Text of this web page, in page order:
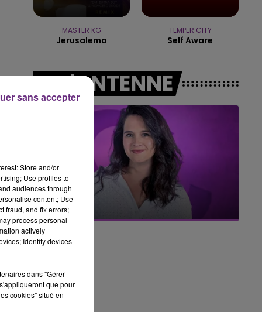
16h00 - 20h00
LE WEEK-END CHAMPAGNE FM
MASTER KG
Jerusalema
TEMPER CITY
Self Aware
A L'ANTENNE
7h00 - 11h00
BEST OF
Store and/or
Use profiles to
audiences through
content; Use
fraud, and fix errors;
process personal
actively
Identify devices
dans "Gérer
que pour
cookies" situé en
sans accepter